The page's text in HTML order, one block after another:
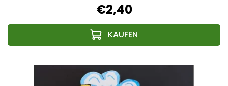
€2,40